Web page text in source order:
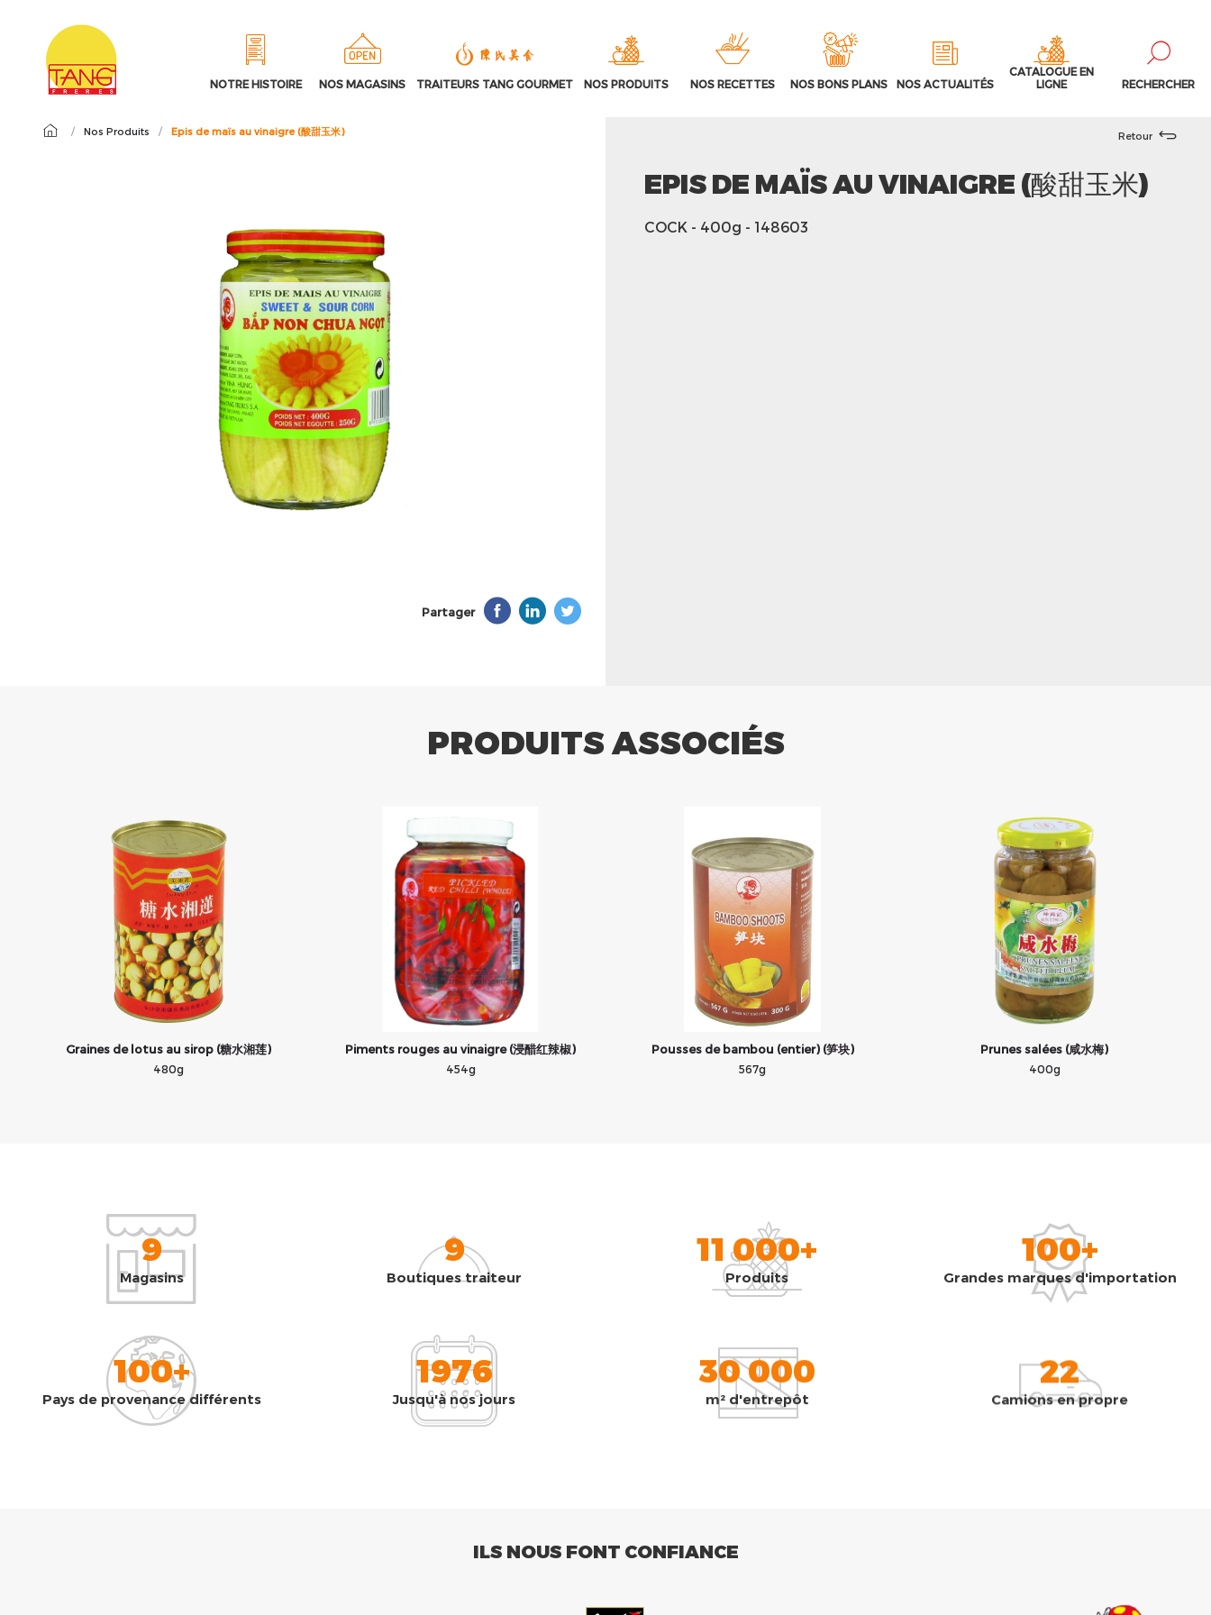
NOTRE HISTOIRE NOS MAGASINS TRAITEURS TANG GOURMET NOS PRODUITS NOS RECETTES NOS BONS PLANS NOS ACTUALITÉS
CATALOGUE EN
LIGNE
RECHERCHER
/ Nos Produits / Epis de maïs au vinaigre (酸甜玉米)
Partager
Retour
EPIS DE MAÏS AU VINAIGRE (酸甜玉米)
COCK - 400g - 148603
PRODUITS ASSOCIÉS
Graines de lotus au sirop (糖水湘莲)
480g
Piments rouges au vinaigre (浸醋红辣椒)
454g
Pousses de bambou (entier) (笋块)
567g
Prunes salées (咸水梅)
400g
9
Magasins
9
Boutiques traiteur
11 000+
Produits
100+
Grandes marques d'importation
100+
Pays de provenance différents
1976
Jusqu'à nos jours
30 000
m² d'entrepôt
22
Camions en propre
ILS NOUS FONT CONFIANCE